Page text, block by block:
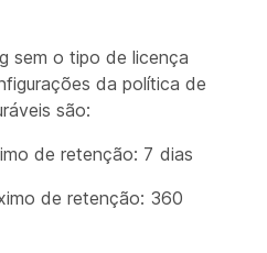
sem o tipo de licença
da política de
são:
de retenção: 7 dias
de retenção: 360